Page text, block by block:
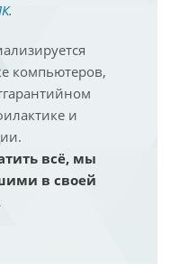
.
компьютеров,
и
всё, мы
в своей